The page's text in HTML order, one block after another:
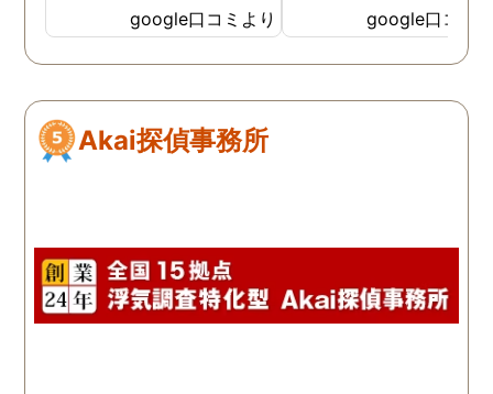
めしたいと思います。
google口コミより
google口コミ
Akai探偵事務所